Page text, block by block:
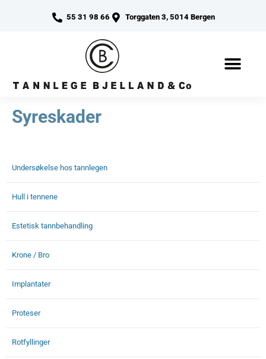
55 31 98 66 Torggaten 3, 5014 Bergen
Syreskader
Undersøkelse hos tannlegen
Hull i tennene
Estetisk tannbehandling
Krone / Bro
Implantater
Proteser
Rotfyllinger